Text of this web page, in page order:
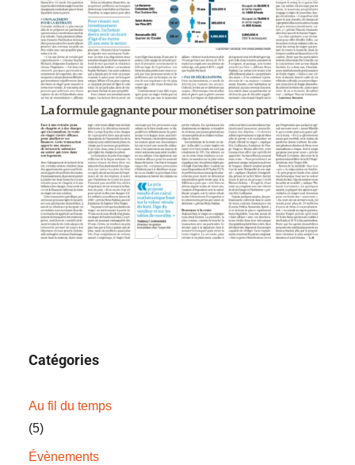
Catégories
Au fil du temps
(5)
Évènements